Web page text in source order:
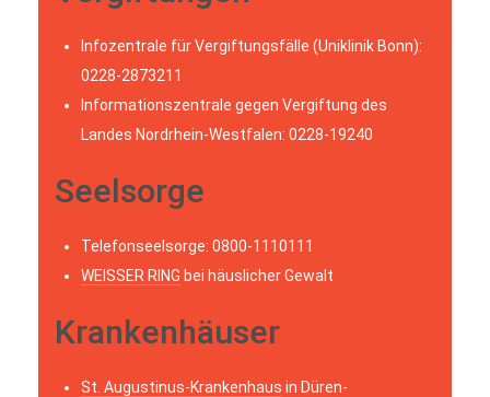
Infozentrale für Vergiftungsfälle (Uniklinik Bonn):
0228-2873211
Informationszentrale gegen Vergiftung des
Landes Nordrhein-Westfalen: 0228-19240
Seelsorge
Telefonseelsorge: 0800-1110111
WEISSER RING bei häuslicher Gewalt
Krankenhäuser
St. Augustinus-Krankenhaus in Düren-